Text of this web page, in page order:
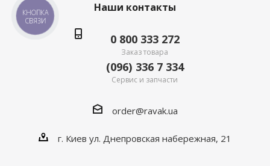
Наши контакты
0 800 333 272
Заказ товара
(096) 336 7 334
Сервис и запчасти
order@ravak.ua
г. Киев ул. Днепровская набережная, 21
КНОПКА
СВЯЗИ